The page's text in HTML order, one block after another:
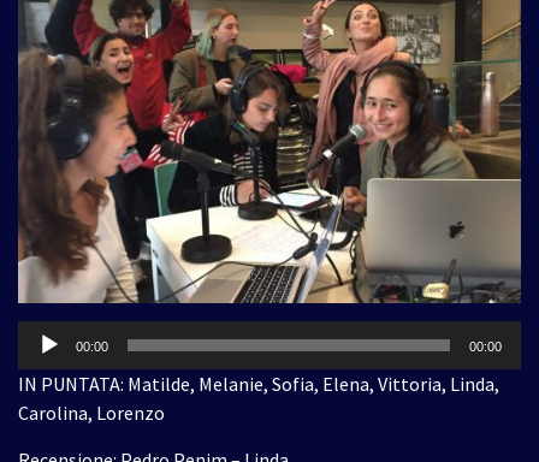
Audio
00:00 00:00
IN PUNTATA: Matilde, Melanie, Sofia, Elena, Vittoria, Linda,
Carolina, Lorenzo